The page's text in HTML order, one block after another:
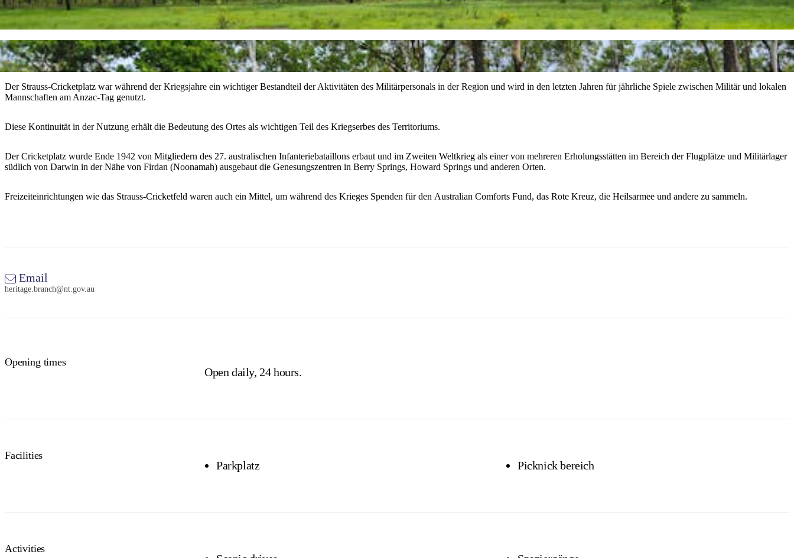
Der Strauss-Cricketplatz war während der Kriegsjahre ein wichtiger Bestandteil der Aktivitäten des Militärpersonals in der Region und wird in den letzten Jahren für jährliche Spiele zwischen Militär und lokalen
Mannschaften am Anzac-Tag genutzt.
Diese Kontinuität in der Nutzung erhält die Bedeutung des Ortes als wichtigen Teil des Kriegserbes des Territoriums.
Der Cricketplatz wurde Ende 1942 von Mitgliedern des 27. australischen Infanteriebataillons erbaut und im Zweiten Weltkrieg als einer von mehreren Erholungsstätten im Bereich der Flugplätze und Militärlager
südlich von Darwin in der Nähe von Firdan (Noonamah) ausgebaut die Genesungszentren in Berry Springs, Howard Springs und anderen Orten.
Freizeiteinrichtungen wie das Strauss-Cricketfeld waren auch ein Mittel, um während des Krieges Spenden für den Australian Comforts Fund, das Rote Kreuz, die Heilsarmee und andere zu sammeln.
Email
heritage.branch@nt.gov.au
Opening times
Open daily, 24 hours.
Facilities
Parkplatz Picknick bereich
Activities